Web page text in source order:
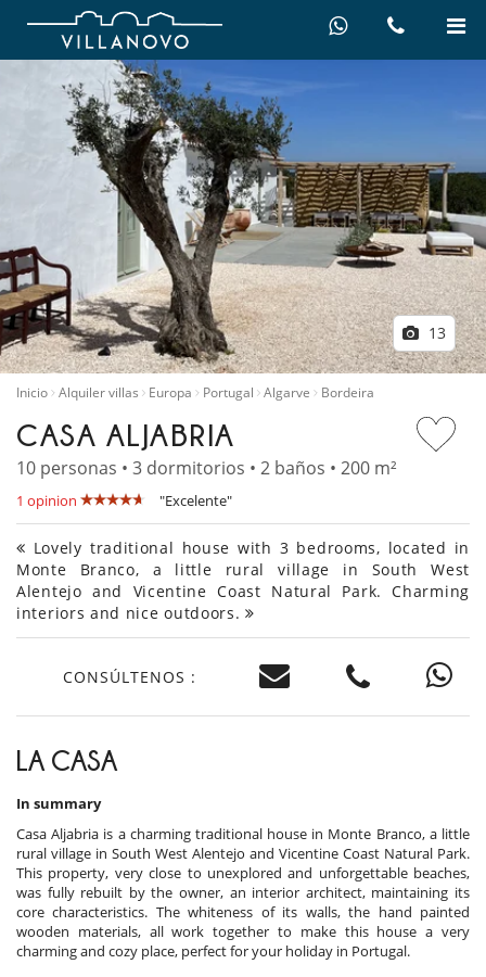
13
Inicio Alquiler villas Europa Portugal Algarve Bordeira
CASA ALJABRIA
10 personas • 3 dormitorios • 2 baños • 200 m²
1 opinion "Excelente"
Lovely traditional house with 3 bedrooms, located in
Monte Branco, a little rural village in South West
Alentejo and Vicentine Coast Natural Park. Charming
interiors and nice outdoors.
CONSÚLTENOS :
LA CASA
In summary
Casa Aljabria is a charming traditional house in Monte Branco, a little
rural village in South West Alentejo and Vicentine Coast Natural Park.
This property, very close to unexplored and unforgettable beaches,
was fully rebuilt by the owner, an interior architect, maintaining its
core characteristics. The whiteness of its walls, the hand painted
wooden materials, all work together to make this house a very
charming and cozy place, perfect for your holiday in Portugal.